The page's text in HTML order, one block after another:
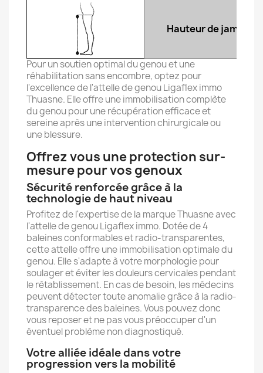
Hauteur de jambe
Pour un soutien optimal du genou et une
réhabilitation sans encombre, optez pour
l'excellence de l'attelle de genou Ligaflex immo
Thuasne. Elle offre une immobilisation complète
du genou pour une récupération efficace et
sereine après une intervention chirurgicale ou
une blessure.
Offrez vous une protection sur-
mesure pour vos genoux
Sécurité renforcée grâce à la
technologie de haut niveau
Profitez de l'expertise de la marque Thuasne avec
l'attelle de genou Ligaflex immo. Dotée de 4
baleines conformables et radio-transparentes,
cette attelle offre une immobilisation optimale du
genou. Elle s'adapte à votre morphologie pour
soulager et éviter les douleurs cervicales pendant
le rètablissement. En cas de besoin, les médecins
peuvent détecter toute anomalie grâce à la radio-
transparence des baleines. Vous pouvez donc
vous reposer et ne pas vous préoccuper d'un
éventuel problème non diagnostiqué.
Votre alliée idéale dans votre
progression vers la mobilité